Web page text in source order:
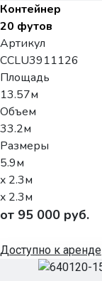
Контейнер
20 футов
Артикул
CCLU3911126
Площадь
13.57м
Объем
33.2м
Размеры
5.9м
x 2.3м
x 2.3м
от 95 000 руб.
Доступно к аренде